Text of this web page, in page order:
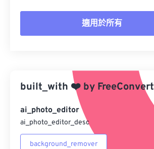
適用於所有
另存為預設
built_with ❤️ by FreeConvert
ai_photo_editor
ai_photo_editor_desc
background_remover